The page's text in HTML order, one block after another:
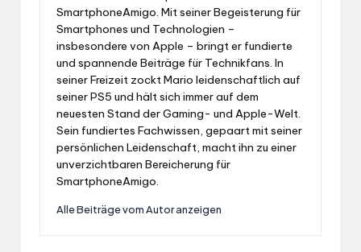
SmartphoneAmigo. Mit seiner Begeisterung für
Smartphones und Technologien –
insbesondere von Apple – bringt er fundierte
und spannende Beiträge für Technikfans. In
seiner Freizeit zockt Mario leidenschaftlich auf
seiner PS5 und hält sich immer auf dem
neuesten Stand der Gaming- und Apple-Welt.
Sein fundiertes Fachwissen, gepaart mit seiner
persönlichen Leidenschaft, macht ihn zu einer
unverzichtbaren Bereicherung für
SmartphoneAmigo.
Alle Beiträge vom Autor anzeigen